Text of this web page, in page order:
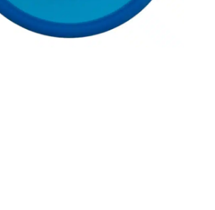
Klikkaa suuremmaksi